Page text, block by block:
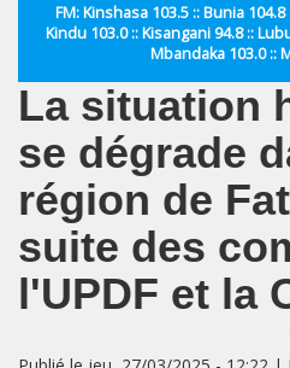
FM: Kinshasa 103.5 :: Bunia
Kindu 103.0 :: Kisangani 94.8 ::
Mbandaka 103.0 ::
La situation
se dégrade
région de
suite des
l'UPDF et la